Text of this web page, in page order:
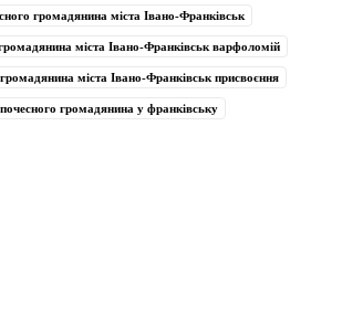
громадянина міста Івано-Франківськ
міста Івано-Франківськ варфоломій
міста Івано-Франківськ присвоєння
громадянина у франківську